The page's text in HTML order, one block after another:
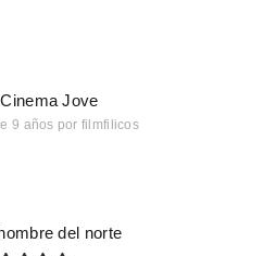
Jove
9 años por filmfilicos
del norte